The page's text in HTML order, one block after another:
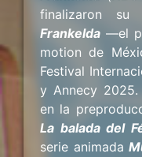
finalizaron su
Frankelda —el
motion de
Festival
y Annecy 2025.
en la
La balada del
serie animada